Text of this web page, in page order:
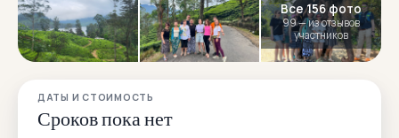
Все 156 фото
99 — из отзывов
участников
ДАТЫ И СТОИМОСТЬ
Сроков пока нет